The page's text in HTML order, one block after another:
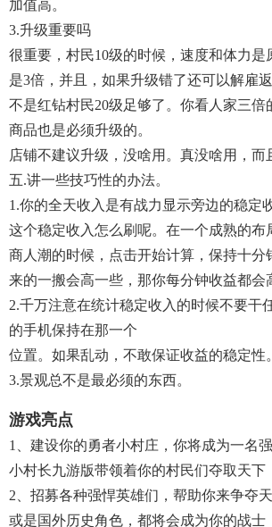
加值高。
3.升级重要吗
很重要，村民10级的时候，速度和体力是
是3倍，并且，如果升级错了还可以解雇
不是红钻村民20级足够了。你看人家三倍
商品也是必须升级的。
店铺不建议升级，没啥用。真没啥用，而
五.讲一些技巧性的办法。
1.你的全天收入是有战力显示旁边的稳定
这个稳定收入怎么刷呢。在一个成熟的布
商人潮的时候，点击开始计算，保持十分
来的一搬会高一些，那你每分钟收益都会
2.千万注意在统计稳定收入的时候不要干
的手机保持在那一个
位置。如果乱动，不敢保证收益的稳定性。
3.景观总不是最必须的东西。
游戏亮点
1、建设你的勇者小村庄，你将成为一名
小村长九游版带领着你的村民们夺取天下
2、招募各种强悍英雄们，帮助你来争夺
或是国外历史角色，都将会成为你的战士